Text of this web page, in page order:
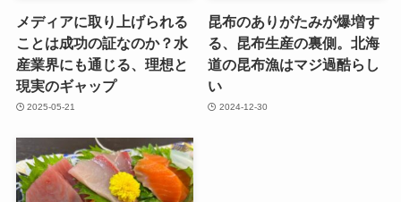
メディアに取り上げられる
ことは成功の証なのか？水
産業界にも通じる、理想と
現実のギャップ
2025-05-21
昆布のありがたみが爆増す
る、昆布生産の裏側。北海
道の昆布漁はマジ過酷らし
い
2024-12-30